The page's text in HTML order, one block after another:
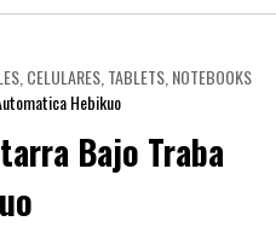
CELULARES, TABLETS, NOTEBOOKS
Hebikuo
Bajo Traba